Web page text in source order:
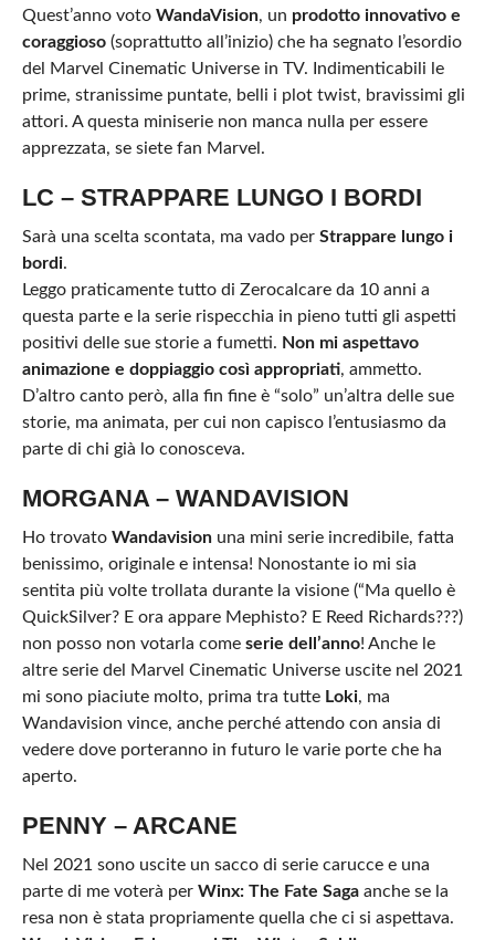
Quest’anno voto WandaVision, un prodotto innovativo e
coraggioso(soprattutto all’inizio) che ha segnato l’esordio
del Marvel Cinematic Universe in TV. Indimenticabili le
prime, stranissime puntate, belli i plot twist, bravissimi gli
attori. A questa miniserie non manca nulla per essere
apprezzata, se siete fan Marvel.
LC – STRAPPARE LUNGO I BORDI
Sarà una scelta scontata, ma vado per Strappare lungo i
bordi.
Leggo praticamente tutto di Zerocalcare da 10 anni a
questa parte e la serie rispecchia in pieno tutti gli aspetti
positivi delle sue storie a fumetti. Non mi aspettavo
animazione e doppiaggio così appropriati, ammetto.
D’altro canto però, alla fin fine è “solo” un’altra delle sue
storie, ma animata, per cui non capisco l’entusiasmo da
parte di chi già lo conosceva.
MORGANA – WANDAVISION
Ho trovato Wandavisionuna mini serie incredibile, fatta
benissimo, originale e intensa! Nonostante io mi sia
sentita più volte trollata durante la visione (“Ma quello è
QuickSilver? E ora appare Mephisto? E Reed Richards???)
non posso non votarla come serie dell’anno! Anche le
altre serie del Marvel Cinematic Universe uscite nel 2021
mi sono piaciute molto, prima tra tutte Loki, ma
Wandavision vince, anche perché attendo con ansia di
vedere dove porteranno in futuro le varie porte che ha
aperto.
PENNY – ARCANE
Nel 2021 sono uscite un sacco di serie carucce e una
parte di me voterà per Winx: The Fate Sagaanche se la
resa non è stata propriamente quella che ci si aspettava.